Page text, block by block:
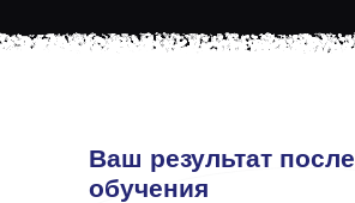
Ваш результат после
обучения